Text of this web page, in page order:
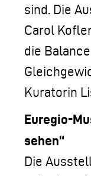
sind. Die
Carol
die
Kuratorin
Euregio-
sehen“
Die